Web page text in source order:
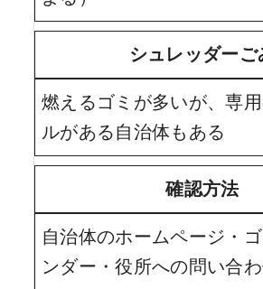
シュレッダーご
燃えるゴミが多いが、専
ルがある自治体もある
確認方法
自治体のホームページ・
ンダー・役所への問い合